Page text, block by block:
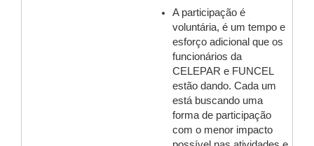
A participação é
voluntária, é um tempo e
esforço adicional que os
funcionários da
CELEPAR e FUNCEL
estão dando. Cada um
está buscando uma
forma de participação
com o menor impacto